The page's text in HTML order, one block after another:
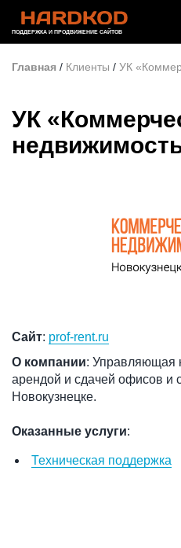
ПОДДЕРЖКА И ПРОДВИЖЕНИЕ САЙТОВ
Главная / Клиенты / УК
УК
Сайт: prof-rent.ru
О компании: Управляющая
арендой и сдачей офисов и
Новокузнецке.
Оказанные услуги:
Техническая поддержка